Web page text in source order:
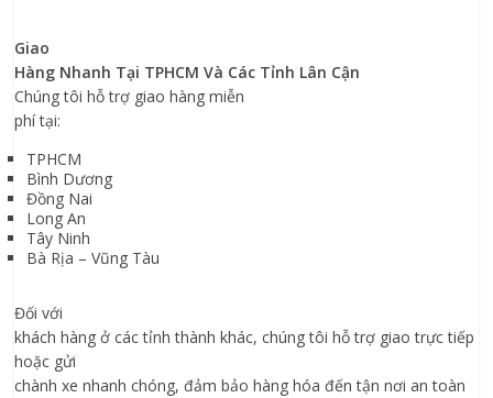
Giao
Hàng Nhanh Tại TPHCM Và Các Tỉnh Lân Cận
Chúngtôihỗ trợ giao hàng miễn
phí tại:
TPHCM
Bình Dương
Đồng Nai
Long An
Tây Ninh
Bà Rịa – Vũng Tàu
Đối với
khách hàng ở các tỉnh thành khác, chúng tôi hỗ trợ giao trực tiếp
hoặc gửi
chành xe nhanh chóng, đảm bảo hàng hóa đến tận nơi an toàn